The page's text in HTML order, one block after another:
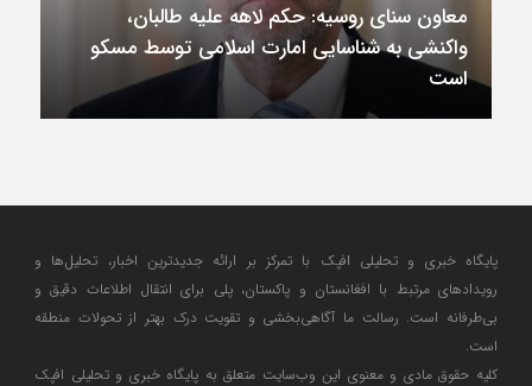
معاون سنای روسیه: حکم لاهه علیه طالبان،
واکنشی به شناسایی امارت اسلامی توسط مسکو
است
پایگاه خبری و تحلیلی افپک با تمرکز بر ارائه جدیدترین اخبار، تحلیل‌ها و
رویدادهای مرتبط با افغانستان و پاکستان، پلی برای انتقال اطلاعات دقیق و
بی‌طرفانه است. رسالت ما آگاهی‌بخشی و تقویت درک بهتر از تحولات منطقه
است.
کلیه حقوق مادی و معنوی این وب‌سایت متعلق به پایگاه خبری و تحلیلی افپک